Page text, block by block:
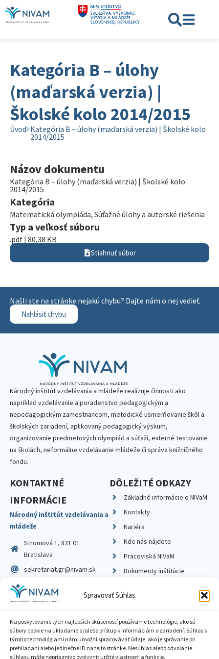
Spravovať Súhlas
Na poskytovanie tých najlepších skúseností používame technológie, ako sú
súbory cookie na ukladanie a/alebo prístup k informáciám o zariadení. Súhlas s
týmito technológiami nám umožní spracovávať údaje, ako je správanie pri
prehliadaní alebo jedinečné ID na tejto stránke. Nesúhlas alebo odvolanie
súhlasu môže nepriaznivo ovplyvniť určité vlastnosti a funkcie.
Kategória B – úlohy
(maďarská verzia) |
Školské kolo 2014/2015
Úvod Kategória B – úlohy (maďarská verzia) | Školské kolo
2014/2015
Názov dokumentu
Kategória B – úlohy (maďarská verzia) | Školské kolo
2014/2015
Kategória
Matematická olympiáda, Súťažné úlohy a autorské riešenia
Typ a veľkosť súboru
.pdf | 80,38 KB
Stiahnuť súbor
Našli ste na stránke nejakú chybu? Dajte nám o nej vedieť.
Nahlásiť chybu
Národný inštitút vzdelávania a mládeže realizuje činnosti ako
napríklad vzdelávanie a poradenstvo pedagogickým a
nepedagogickým zamestnancom, metodické usmerňovanie škôl a
školských zariadení, aplikovaný pedagogický výskum,
organizovanie predmetových olympiád a súťaží, externé testovanie
na školách, neformálne vzdelávanie mládeže či správa knižničného
fondu.
KONTAKTNÉ
INFORMÁCIE
Národný inštitút vzdelávania a
mládeže
Stromová 1, 831 01
Bratislava
sekretariat.gr@nivam.sk
IČO: 00164348
DIČ: 2020798714
DÔLEŽITÉ ODKAZY
Základné informácie o NIVaM
Kontakty
Kariéra
Kde nás nájdete
Pracoviská NIVaM
Dokumenty inštitúcie
Zásady ochrany súkromia